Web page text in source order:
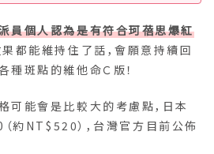
員個人認為是有符合珂蓓思爆紅
都能維持住了話，會願意持續回
種斑點的維他命Ｃ版！
可能會是比較大的考慮點，日本
約NT$520），台灣官方目前公佈